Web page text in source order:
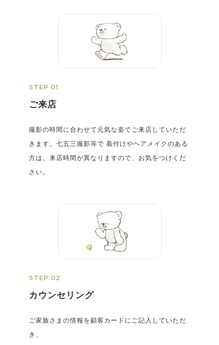
STEP 01
ご来店
撮影の時間に合わせて元気な姿でご来店していただ
きます。七五三撮影等で 着付けやヘアメイクのある
方は、来店時間が異なりますので、お気をつけくだ
さい。
STEP 02
カウンセリング
ご家族さまの情報を顧客カードにご記入していただ
き、